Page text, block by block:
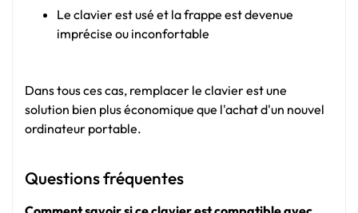
Le clavier est usé et la frappe est devenue
imprécise ou inconfortable
Dans tous ces cas, remplacer le clavier est une
solution bien plus économique que l'achat d'un nouvel
ordinateur portable.
Questions fréquentes